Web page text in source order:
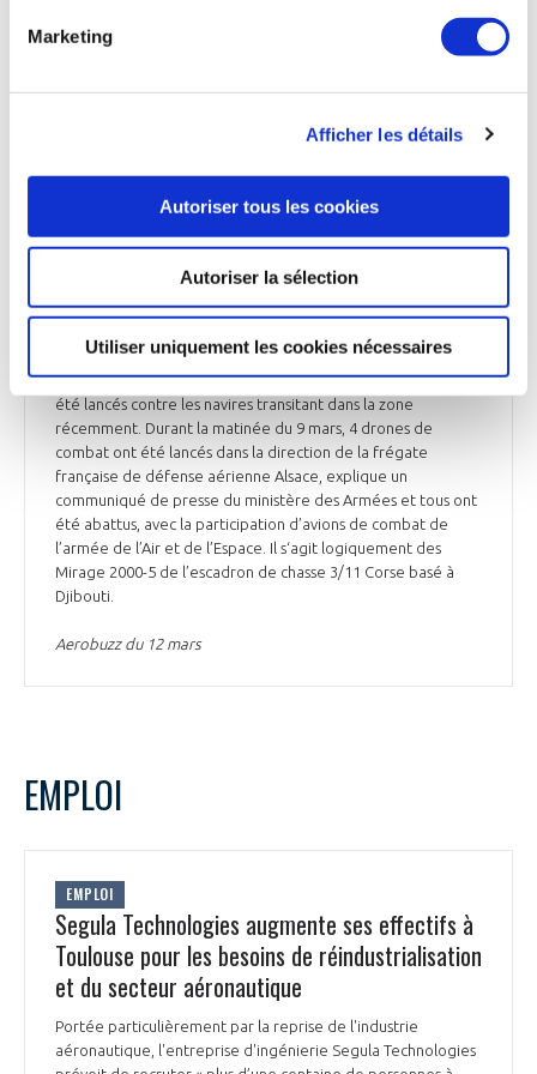
Marketing
Afficher les détails
Autoriser tous les cookies
Autoriser la sélection
Utiliser uniquement les cookies nécessaires
DÉFENSE
Intervention d’avions de combat français
contre des drones Houthis en Mer Rouge
Des Mirage 2000-5 français seraient intervenus dans
l’interception de drones Houthis en Mer Rouge.
et les puissances occidentales ne cesse pas au débouché de
la Mer Rouge. Plusieurs dizaines de missiles et de drones ont
été lancés contre les navires transitant dans la zone
récemment. Durant la matinée du 9 mars, 4 drones de
combat ont été lancés dans la direction de la frégate
française de défense aérienne Alsace, explique un
communiqué de presse du ministère des Armées et tous ont
été abattus, avec la participation d’avions de combat de
l’armée de l’Air et de l’Espace. Il s‘agit logiquement des
Mirage 2000-5 de l’escadron de chasse 3/11 Corse basé à
Djibouti.
Aerobuzz du 12 mars
EMPLOI
EMPLOI
Segula Technologies augmente ses effectifs à
Toulouse pour les besoins de réindustrialisation
et du secteur aéronautique
Portée particulièrement par la reprise de l'industrie
aéronautique, l'entreprise d'ingénierie Segula Technologies